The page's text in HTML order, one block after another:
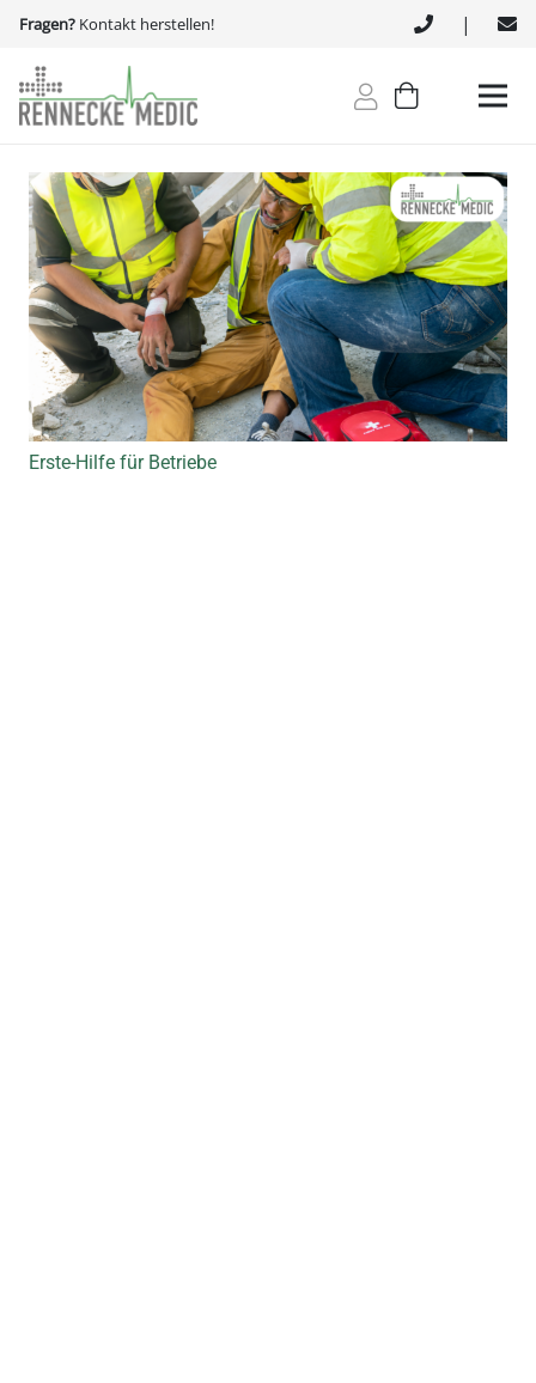
Fragen? Kontakt herstellen! |
Erste-Hilfe für Betriebe